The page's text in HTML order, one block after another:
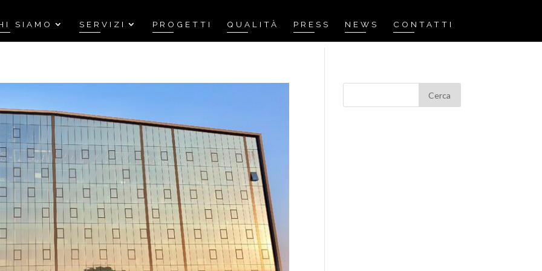
SIAMO SERVIZI PROGETTI QUALITÀ PRESS NEWS CONTATTI